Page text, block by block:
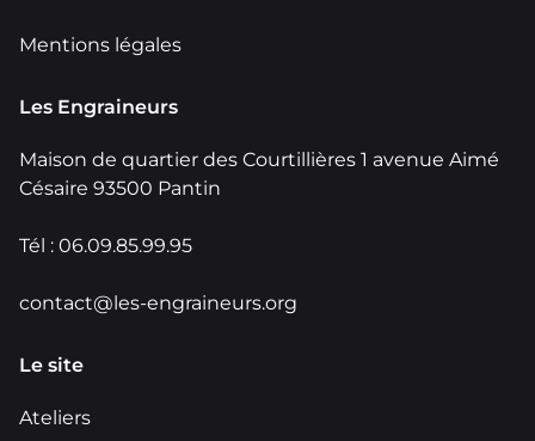
Mentions légales
Les Engraineurs
Maison de quartier des Courtillières 1 avenue Aimé
Césaire 93500 Pantin
Tél : 06.09.85.99.95
contact@les-engraineurs.org
Le site
Ateliers